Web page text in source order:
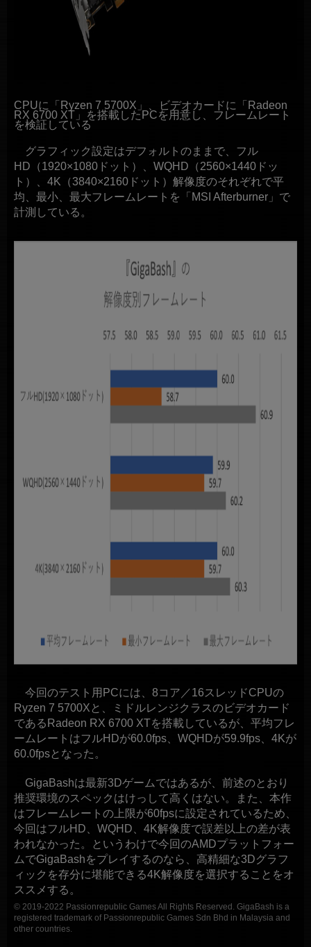
CPUに「Ryzen 7 5700X」、ビデオカードに「Radeon
RX 6700 XT」を搭載したPCを用意し、フレームレート
を検証している
グラフィック設定はデフォルトのままで、フル
HD（1920×1080ドット）、WQHD（2560×1440ドッ
ト）、4K（3840×2160ドット）解像度のそれぞれで平
均、最小、最大フレームレートを「MSI Afterburner」で
計測している。
今回のテスト用PCには、8コア／16スレッドCPUの
Ryzen 7 5700Xと、ミドルレンジクラスのビデオカード
であるRadeon RX 6700 XTを搭載しているが、平均フレ
ームレートはフルHDが60.0fps、WQHDが59.9fps、4Kが
60.0fpsとなった。
GigaBashは最新3Dゲームではあるが、前述のとおり
推奨環境のスペックはけっして高くはない。また、本作
はフレームレートの上限が60fpsに設定されているため、
今回はフルHD、WQHD、4K解像度で誤差以上の差が表
われなかった。というわけで今回のAMDプラットフォー
ムでGigaBashをプレイするのなら、高精細な3Dグラフ
ィックを存分に堪能できる4K解像度を選択することをオ
ススメする。
© 2019-2022 Passionrepublic Games All Rights Reserved. GigaBash is a
registered trademark of Passionrepublic Games Sdn Bhd in Malaysia and
other countries.